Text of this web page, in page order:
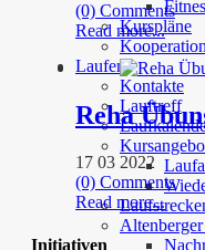
Kurspläne
Laufen
Kontakte
Lauftreff
(0) Comments
Read more...
Reha
17 03 2022
(0) Comments
Read more...
Initiativen